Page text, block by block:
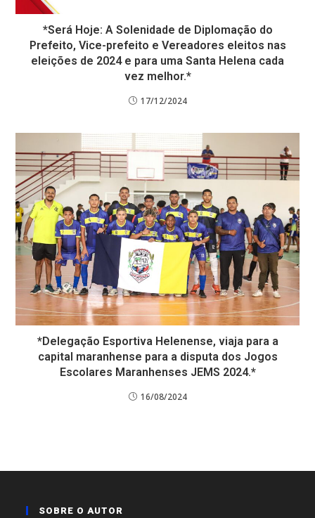
*Será Hoje: A Solenidade de Diplomação do
Prefeito, Vice-prefeito e Vereadores eleitos nas
eleições de 2024 e para uma Santa Helena cada
vez melhor.*
17/12/2024
*Delegação Esportiva Helenense, viaja para a
capital maranhense para a disputa dos Jogos
Escolares Maranhenses JEMS 2024.*
16/08/2024
SOBRE O AUTOR